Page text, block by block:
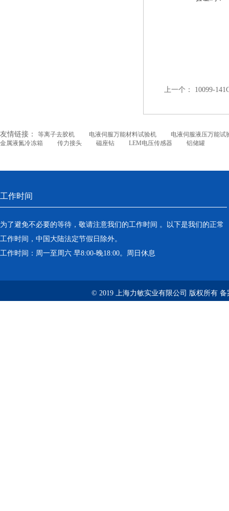
上一个： 10099-
友情链接： 等离子去胶机 电液伺服万能材料试验机
电液伺服液压万能试
金属液氮冷冻箱
传力接头 磁座钻 LEM电压传感器 铝储罐
工作时间
为了避免不必要的等待，敬请注意我们的工作时间 。以下是我们的正常
工作时间，中国大陆法定节假日除外。
工作时间：周一至周六 早8:00-晚18:00。周日休息
© 2019 上海力敏实业有限公司 版权所有 备